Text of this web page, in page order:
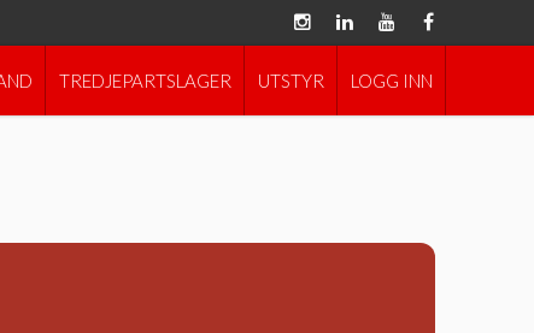
TREDJEPARTSLAGER UTSTYR LOGG INN
| Pakkepost